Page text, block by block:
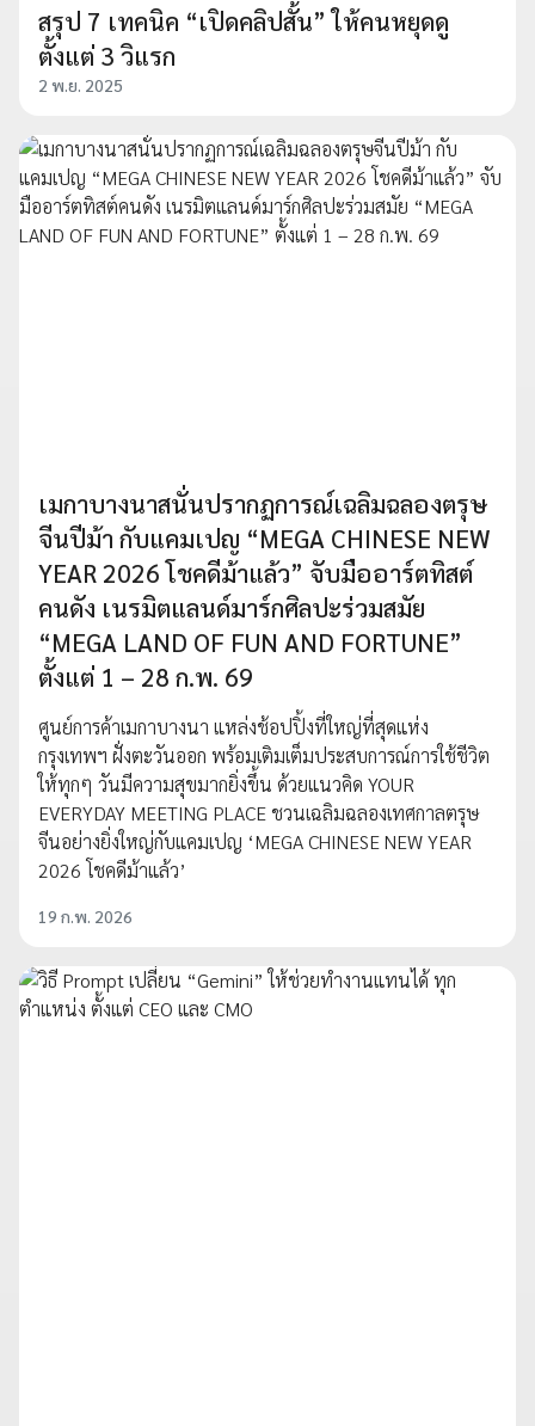
สรุป 7 เทคนิค “เปิดคลิปสั้น” ให้คนหยุดดู
ตั้งแต่ 3 วิแรก
2 พ.ย. 2025
เมกาบางนาสนั่นปรากฏการณ์เฉลิมฉลองตรุษ
จีนปีม้า กับแคมเปญ “MEGA CHINESE NEW
YEAR 2026 โชคดีม้าแล้ว” จับมืออาร์ตทิสต์
คนดัง เนรมิตแลนด์มาร์กศิลปะร่วมสมัย
“MEGA LAND OF FUN AND FORTUNE”
ตั้งแต่ 1 – 28 ก.พ. 69
ศูนย์การค้าเมกาบางนา แหล่งช้อปปิ้งที่ใหญ่ที่สุดแห่ง
กรุงเทพฯ ฝั่งตะวันออก พร้อมเติมเต็มประสบการณ์การใช้ชีวิต
ให้ทุกๆ วันมีความสุขมากยิ่งขึ้น ด้วยแนวคิด YOUR
EVERYDAY MEETING PLACE ชวนเฉลิมฉลองเทศกาลตรุษ
จีนอย่างยิ่งใหญ่กับแคมเปญ ‘MEGA CHINESE NEW YEAR
2026 โชคดีม้าแล้ว’
19 ก.พ. 2026